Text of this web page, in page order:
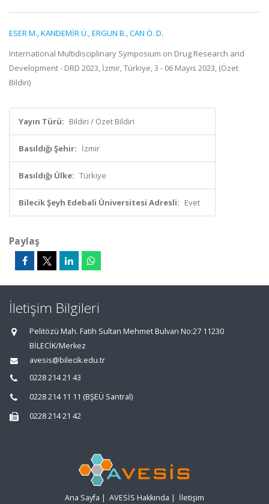
ESER M.,KANDEMİR Ü.,ERGUN B.,CAN Ö. D.
International Multidisciplinary Symposium on Drug Research and
Development - DRD 2023, İzmir, Türkiye, 3 - 06 Mayıs 2023, (Özet
Bildiri)
Yayın Türü: Bildiri / Özet Bildiri
Basıldığı Şehir: İzmir
Basıldığı Ülke: Türkiye
Bilecik Şeyh Edebali Üniversitesi Adresli: Evet
Paylaş
İletişim Bilgileri
Pelitözü Mah. Fatih Sultan Mehmet Bulvarı No:27 11230
BİLECİK/Merkez
avesis@bilecik.edu.tr
0228 214 21 43
0228 214 11 11 (BŞEÜ Santral)
0228 214 21 42
Ana Sayfa | AVESİS Hakkında | İletişim